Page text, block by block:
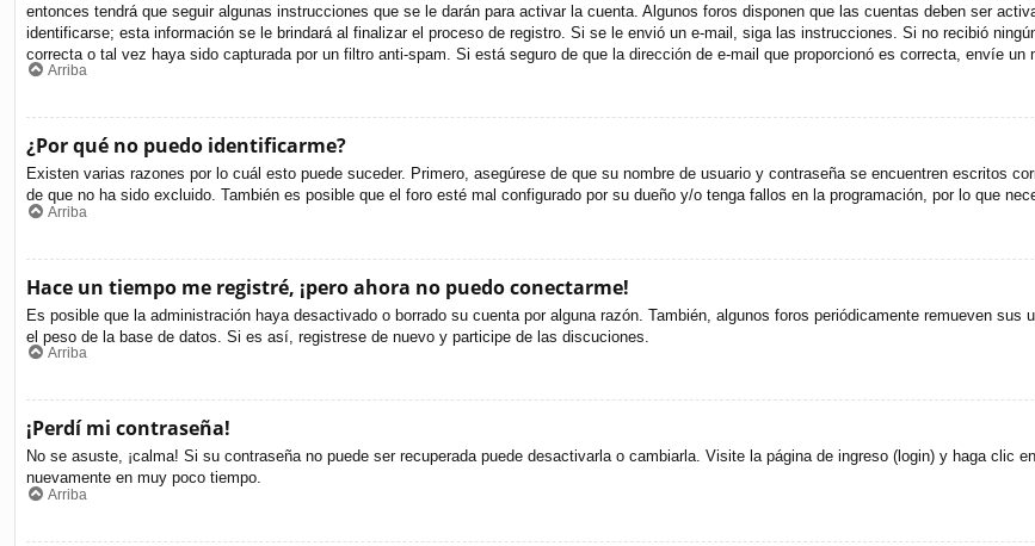
entonces tendrá que seguir algunas instrucciones que se le darán para activar la cuenta. Algunos foros disponen que las cuentas deben ser
identificarse; esta información se le brindará al finalizar el proceso de registro. Si se le envió un e-mail, siga las instrucciones. Si no recibió
correcta o tal vez haya sido capturada por un filtro anti-spam. Si está seguro de que la dirección de e-mail que proporcionó es correcta, envíe un
Arriba
¿Por qué no puedo identificarme?
Existen varias razones por lo cuál esto puede suceder. Primero, asegúrese de que su nombre de usuario y contraseña se encuentren escritos
de que no ha sido excluido. También es posible que el foro esté mal configurado por su dueño y/o tenga fallos en la programación, por lo que
Arriba
Hace un tiempo me registré, ¡pero ahora no puedo conectarme!
Es posible que la administración haya desactivado o borrado su cuenta por alguna razón. También, algunos foros periódicamente remueven
el peso de la base de datos. Si es así, registrese de nuevo y participe de las discuciones.
Arriba
¡Perdí mi contraseña!
No se asuste, ¡calma! Si su contraseña no puede ser recuperada puede desactivarla o cambiarla. Visite la página de ingreso (login) y haga clic en
nuevamente en muy poco tiempo.
Arriba